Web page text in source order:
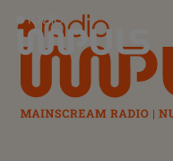
Radio Impuls